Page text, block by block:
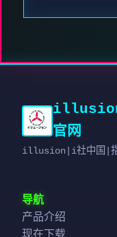
官网
illusion|i社中国|指
导航
产品介绍